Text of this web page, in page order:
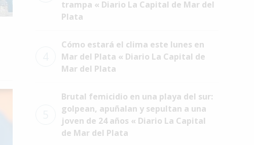
trampa « Diario La Capital de Mar del
Plata
Cómo estará el clima este lunes en
Mar del Plata « Diario La Capital de
Mar del Plata
Brutal femicidio en una playa del sur:
golpean, apuñalan y sepultan a una
joven de 24 años « Diario La Capital
de Mar del Plata